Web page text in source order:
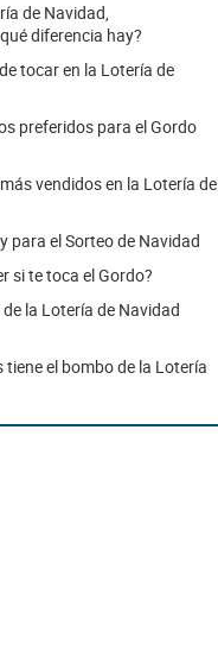
de Navidad,
diferencia hay?
tocar en la Lotería de
preferidos para el Gordo
vendidos en la Lotería de
para el Sorteo de Navidad
si te toca el Gordo?
la Lotería de Navidad
el bombo de la Lotería